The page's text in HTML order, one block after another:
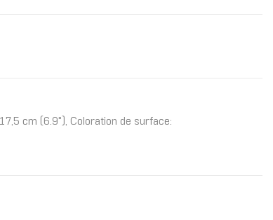
cm (6.9"), Coloration de surface: